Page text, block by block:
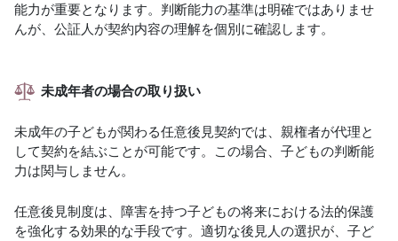
能力が重要となります。判断能力の基準は明確ではありませ
んが、公証人が契約内容の理解を個別に確認します。
未成年者の場合の取り扱い
未成年の子どもが関わる任意後見契約では、親権者が代理と
して契約を結ぶことが可能です。この場合、子どもの判断能
力は関与しません。
任意後見制度は、障害を持つ子どもの将来における法的保護
を強化する効果的な手段です。適切な後見人の選択が、子ど